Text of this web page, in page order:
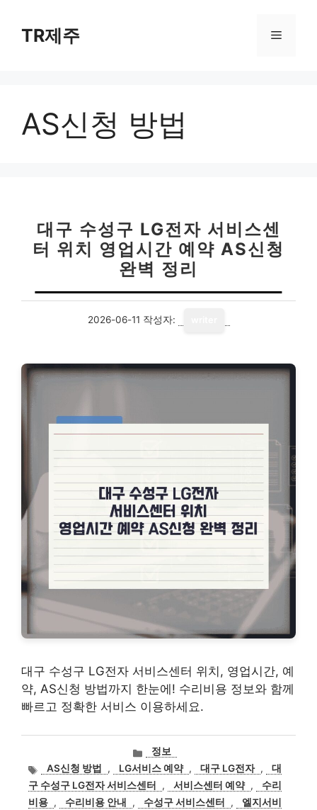
TR제주 메
AS신청 방법
대구 수성구 LG전자 서비스센
터 위치 영업시간 예약 AS신청
완벽 정리
2026-06-11 작성자:
대구 수성구 LG전자 서비스센터 위치, 영업시간, 예
약, AS신청 방법까지 한눈에! 수리비용 정보와 함께
빠르고 정확한 서비스 이용하세요.
카
테
고
리
정보
태
그
AS신청 방법 , LG서비스 예약 , 대구 LG전자 ,
대
구 수성구 LG전자 서비스센터
, 서비스센터 예약 ,
수리
비용 , 수리비용 안내 , 수성구 서비스센터 ,
엘지서비